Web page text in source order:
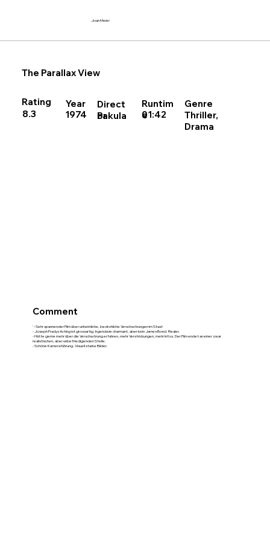
Joan Meier
The Parallax View
Year
Direct
or
Runtim
e
Genre
1974
Pakula 01:42
Thriller,
Drama
Rating
8.3
Comment
'- Sehr spannender Film über unheimliche, bedrohliche Verschwörungen im Staat
- Joseph Fradys Acting ist grossartig. Irgendwie charmant, aber kein James Bond. Realer.
- Hätte gerne mehr über die Verschwörung erfahren, mehr Verstrickungen, mehr Infos. Der Film endet an einer zwar
realistischen, aber unbefriedigenden Stelle.
- Schöne Kameraführung. Visuell starke Bilder.